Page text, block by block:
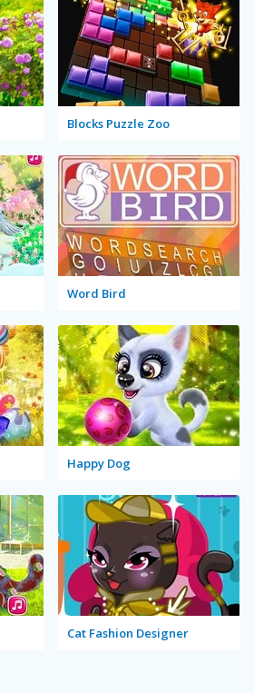
Blocks Puzzle Zoo
Word Bird
Happy Dog
Cat Fashion Designer